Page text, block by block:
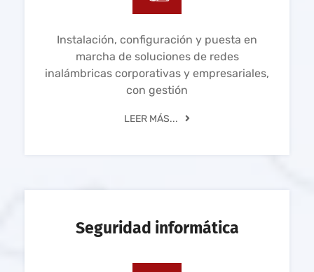
Instalación, configuración y puesta en
marcha de soluciones de redes
inalámbricas corporativas y empresariales,
con gestión
LEER MÁS...
Seguridad informática